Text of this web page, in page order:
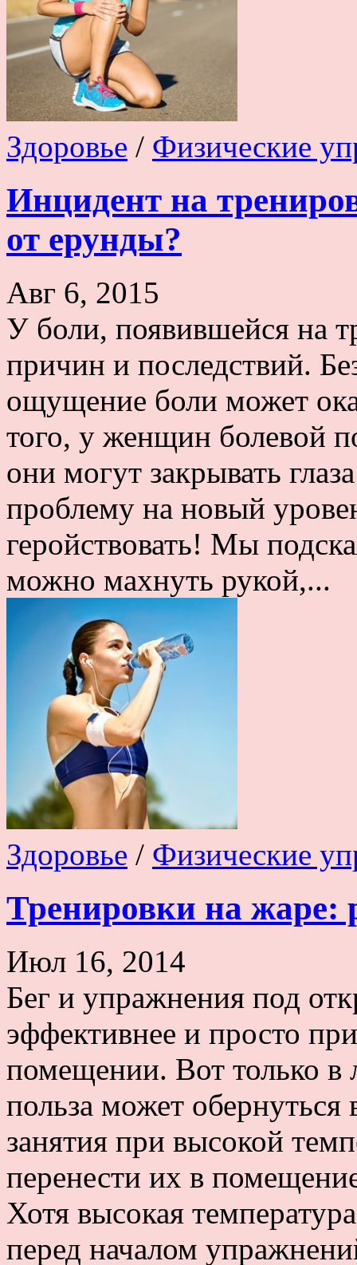
Здоровье / Физические
Инцидент на
от ерунды?
Авг 6, 2015
У боли, появившейся на
причин и последствий.
ощущение боли может
того, у женщин болевой
они могут закрывать
проблему на новый
геройствовать! Мы
можно махнуть рукой,...
Здоровье / Физические
Тренировки на жаре:
Июл 16, 2014
Бег и упражнения под
эффективнее и просто
помещении. Вот только в
польза может
занятия при высокой
перенести их в
Хотя высокая
перед началом